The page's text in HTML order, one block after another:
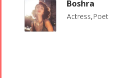
Boshra
Actress,Poet